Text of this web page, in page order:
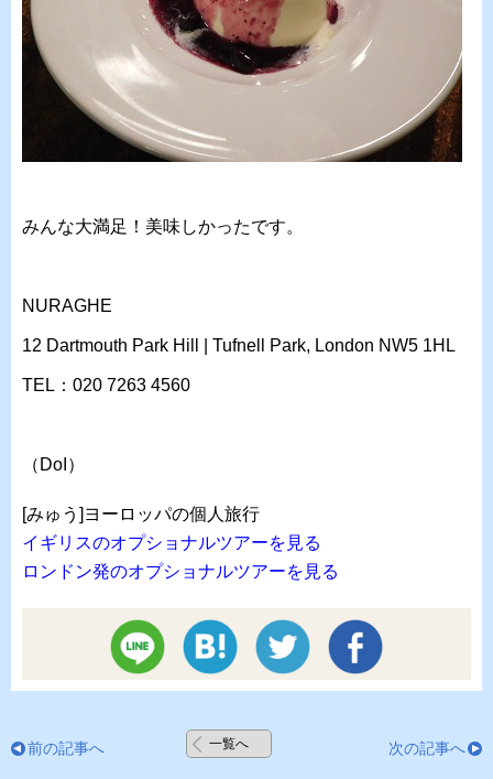
みんな大満足！美味しかったです。
NURAGHE
12 Dartmouth Park Hill | Tufnell Park, London NW5 1HL
TEL：020 7263 4560
（DoI）
[みゅう]ヨーロッパの個人旅行
イギリスのオプショナルツアーを見る
ロンドン発のオプショナルツアーを見る
前の記事へ 一覧へ 次の記事へ